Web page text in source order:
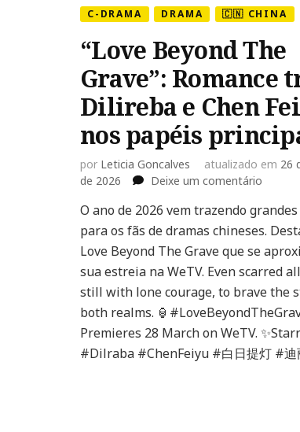
C-DRAMA DRAMA 🇨🇳 CHINA
“Love Beyond The
Grave”: Romance
Dilireba e Chen
nos papéis
por Leticia Goncalves atualizado em 26
de 2026
Deixe um comentário
Beyond
The
Grave”:
traz
Dilireba
e
Chen
Feiyu
nos
O ano de 2026 vem trazendo
para os fãs de dramas chineses.
Love Beyond The Grave que se
sua estreia na WeTV. Even scarred
still with lone courage, to brave the
both realms.
Premieres 28 March on WeTV.
#Dilraba #ChenFeiyu #白日提灯 #迪